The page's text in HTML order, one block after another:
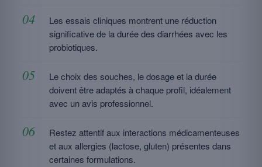
Les essais cliniques montrent une réduction
significative de la durée des diarrhées avec les
probiotiques.
Le choix des souches, le dosage et la durée
doivent être adaptés à chaque profil, idéalement
avec un avis professionnel.
Restez attentif aux interactions médicamenteuses
et aux allergies (lactose, gluten) présentes dans
certaines formulations.